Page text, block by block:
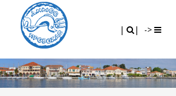
| | ->